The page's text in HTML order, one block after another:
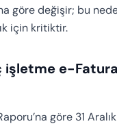
göre değişir; bu
için kritiktir.
işletme e-Fatura
göre 31